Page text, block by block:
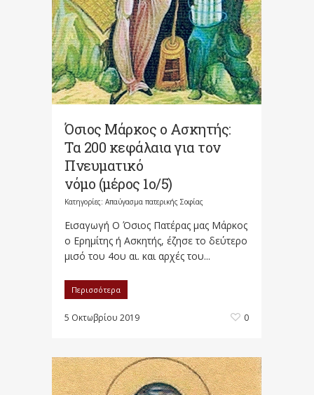
Όσιος Μάρκος ο Ασκητής:
Τα 200 κεφάλαια για τον
Πνευματικό
νόμο (μέρος 1ο/5)
Κατηγορίες: Απαύγασμα πατερικής Σοφίας
Εισαγωγή Ο Όσιος Πατέρας μας Μάρκος
ο Ερημίτης ή Ασκητής, έζησε το δεύτερο
μισό του 4ου αι. και αρχές του...
Περισσότερα
5 Οκτωβρίου 2019 0